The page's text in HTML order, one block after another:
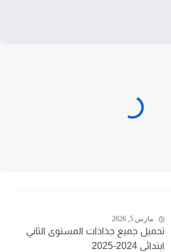
مارس 5, 2026
تحميل جميع جذاذات المستوى الثاني
ابتدائي 2024-2025